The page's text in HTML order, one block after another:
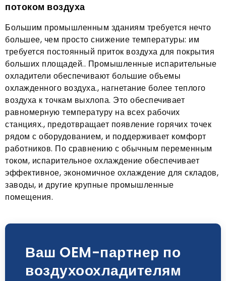
потоком воздуха
Большим промышленным зданиям требуется нечто
большее, чем просто снижение температуры: им
требуется постоянный приток воздуха для покрытия
больших площадей.. Промышленные испарительные
охладители обеспечивают большие объемы
охлажденного воздуха., нагнетание более теплого
воздуха к точкам выхлопа. Это обеспечивает
равномерную температуру на всех рабочих
станциях., предотвращает появление горячих точек
рядом с оборудованием, и поддерживает комфорт
работников. По сравнению с обычным переменным
током, испарительное охлаждение обеспечивает
эффективное, экономичное охлаждение для складов,
заводы, и другие крупные промышленные
помещения.
Ваш OEM-партнер по
воздухоохладителям